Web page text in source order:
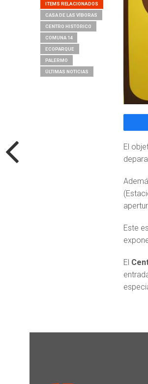
ITEMS RELACIONADOS
CASA DE LAS VÍBORAS
CENTRO HISTÓRICO
COMUNA 14
ECOPARQUE
PALERMO
ÚLTIMAS NOTICIAS
El
Este
El